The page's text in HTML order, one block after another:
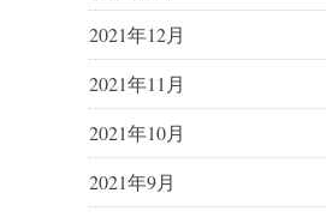
2021年12月
2021年11月
2021年10月
2021年9月